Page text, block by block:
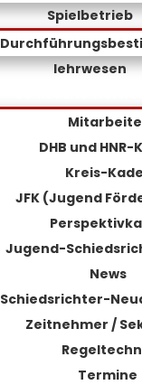
Spielbetrieb
lehrwesen
DHB und HNR-
Kreis-
JFK (Jugend
Jugend-
News
Schiedsrichter-
Zeitnehmer /
Termine